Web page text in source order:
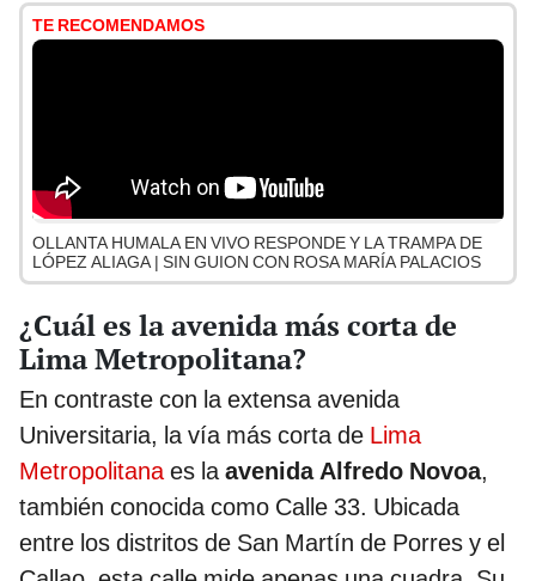
TE RECOMENDAMOS
OLLANTA HUMALA EN VIVO RESPONDE Y LA TRAMPA DE
LÓPEZ ALIAGA | SIN GUION CON ROSA MARÍA PALACIOS
¿Cuál es la avenida más corta de
Lima Metropolitana?
En contraste con la extensa avenida
Universitaria, la vía más corta de Lima
Metropolitanaes laavenida Alfredo Novoa,
también conocida como Calle 33. Ubicada
entre los distritos de San Martín de Porres y el